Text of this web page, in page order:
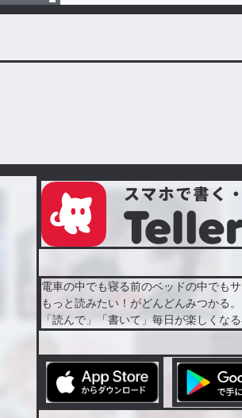
電車の中でも寝る前のベッドの中でも
もっと読みたい！がどんどんみつかる。
「読んで」「書いて」毎日が楽しくな